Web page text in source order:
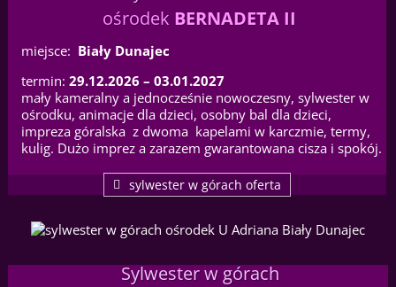
ośrodek BERNADETA II
miejsce: Biały Dunajec
termin: 29.12.2026 – 03.01.2027
mały kameralny a jednocześnie nowoczesny, sylwester w
ośrodku, animacje dla dzieci, osobny bal dla dzieci,
impreza góralska z dwoma kapelami w karczmie, termy,
kulig. Dużo imprez a zarazem gwarantowana cisza i spokój.
sylwester w górach oferta
Sylwester w górach